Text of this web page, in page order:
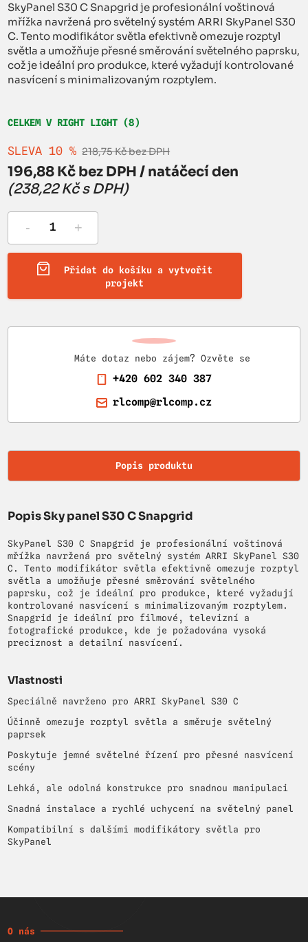
SkyPanel S30 C Snapgrid je profesionální voštinová
mřížka navržená pro světelný systém ARRI SkyPanel S30
C. Tento modifikátor světla efektivně omezuje rozptyl
světla a umožňuje přesné směrování světelného paprsku,
což je ideální pro produkce, které vyžadují kontrolované
nasvícení s minimalizovaným rozptylem.
CELKEM V RIGHT LIGHT (8)
SLEVA 10 % 218,75 Kč bez DPH
196,88 Kč bez DPH / natáčecí den
(238,22 Kč s DPH)
- +
Přidat do košíku a vytvořit
projekt
Máte dotaz nebo zájem? Ozvěte se
+420 602 340 387
rlcomp@rlcomp.cz
Popis produktu
Popis Sky panel S30 C Snapgrid
SkyPanel S30 C Snapgrid je profesionální voštinová
mřížka navržená pro světelný systém ARRI SkyPanel S30
C. Tento modifikátor světla efektivně omezuje rozptyl
světla a umožňuje přesné směrování světelného
paprsku, což je ideální pro produkce, které vyžadují
kontrolované nasvícení s minimalizovaným rozptylem.
Snapgrid je ideální pro filmové, televizní a
fotografické produkce, kde je požadována vysoká
preciznost a detailní nasvícení.
Vlastnosti
Speciálně navrženo pro ARRI SkyPanel S30 C
Účinně omezuje rozptyl světla a směruje světelný
paprsek
Poskytuje jemné světelné řízení pro přesné nasvícení
scény
Lehká, ale odolná konstrukce pro snadnou manipulaci
Snadná instalace a rychlé uchycení na světelný panel
Kompatibilní s dalšími modifikátory světla pro
SkyPanel
O nás